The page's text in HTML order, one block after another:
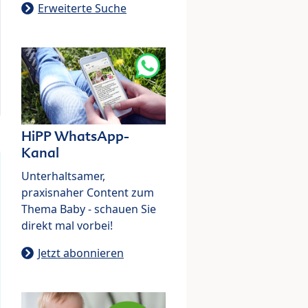
Erweiterte Suche
HiPP WhatsApp-
Kanal
Unterhaltsamer,
praxisnaher Content zum
Thema Baby - schauen Sie
direkt mal vorbei!
Jetzt abonnieren